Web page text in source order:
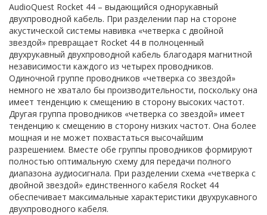
AudioQuest Rocket 44 – выдающийся однорукавный
двухпроводной кабель. При разделении пар на стороне
акустической системы навивка «четверка с двойной
звездой» превращает Rocket 44 в полноценный
двухрукавный двухпроводной кабель благодаря магнитной
независимости каждого из четырех проводников.
Одиночной группе проводников «четверка со звездой»
немного не хватало бы производительности, поскольку она
имеет тенденцию к смещению в сторону высоких частот.
Другая группа проводников «четверка со звездой» имеет
тенденцию к смещению в сторону низких частот. Она более
мощная и не может похвастаться высочайшим
разрешением. Вместе обе группы проводников формируют
полностью оптимальную схему для передачи полного
диапазона аудиосигнала. При разделении схема «четверка с
двойной звездой» единственного кабеля Rocket 44
обеспечивает максимальные характеристики двухрукавного
двухпроводного кабеля.